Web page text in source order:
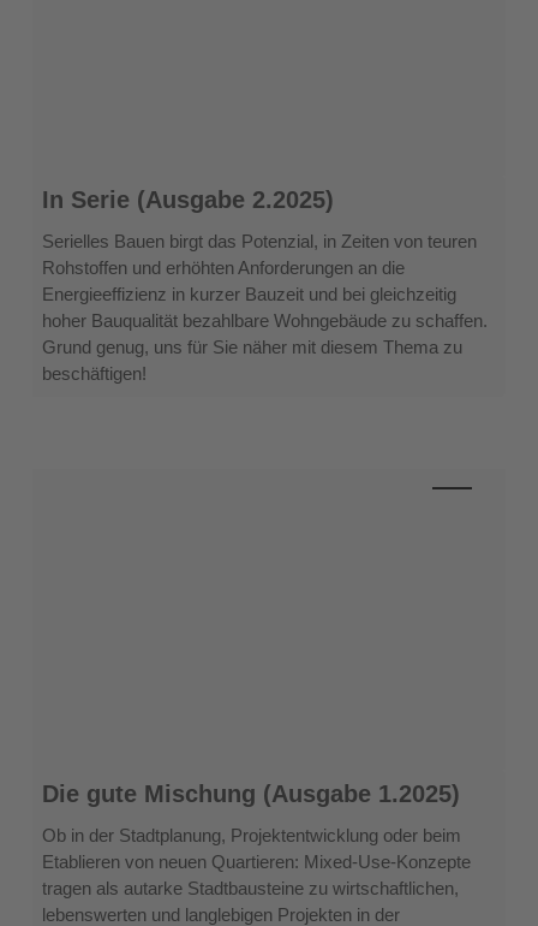
In
Serie
(Ausgabe
2.2025)
In Serie (Ausgabe 2.2025)
Serielles Bauen birgt das Potenzial, in Zeiten von teuren
Rohstoffen und erhöhten Anforderungen an die
Energieeffizienz in kurzer Bauzeit und bei gleichzeitig
hoher Bauqualität bezahlbare Wohngebäude zu schaffen.
Grund genug, uns für Sie näher mit diesem Thema zu
beschäftigen!
Die
gute
Mischung
(Ausgabe
1.2025)
Die gute Mischung (Ausgabe 1.2025)
Ob in der Stadtplanung, Projektentwicklung oder beim
Etablieren von neuen Quartieren: Mixed-Use-Konzepte
tragen als autarke Stadtbausteine zu wirtschaftlichen,
lebenswerten und langlebigen Projekten in der